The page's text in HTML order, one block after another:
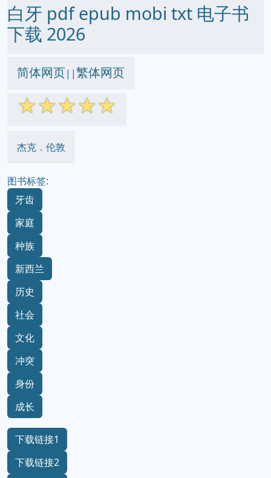
白牙 pdf epub mobi txt 电子书
下载 2026
简体网页||繁体网页
☆☆☆☆☆
杰克．伦敦
图书标签:
牙齿
家庭
种族
新西兰
历史
社会
文化
冲突
身份
成长
下载链接1
下载链接2